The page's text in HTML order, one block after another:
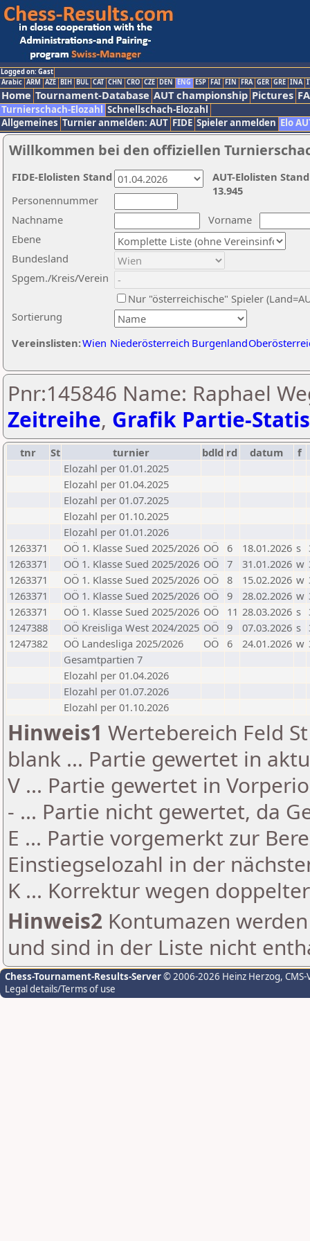
Logged on: Gast
Arabic ARM AZE BIH BUL CAT CHN CRO CZE DEN ENG ESP FAI FIN FRA GER GRE INA
Home Tournament-Database AUT championship Pictures
Turnierschach-Elozahl Schnellschach-Elozahl
Allgemeines Turnier anmelden: AUT FIDE Spieler anmelden Elo
Willkommen bei den offiziellen
Nachname
Vorname
Ebene
Sortierung
Personennummer
Bundesland
Spgem./Kreis/Verein
Nur "österreichische" Spieler
Vereinslisten:Wien Niederösterreich Burgenland
AUT-Elolisten
13.945
FIDE-Elolisten Stand
Pnr:145846 Name: Raphael
Zeitreihe, Grafik Partie-
tnr St turnier bdld rd datum
f
Elozahl per 01.01.2025
Elozahl per 01.04.2025
Elozahl per 01.07.2025
Elozahl per 01.10.2025
Elozahl per 01.01.2026
1263371
OÖ 1. Klasse Sued 2025/2026 OÖ 6 18.01.2026 s
1263371
OÖ 1. Klasse Sued 2025/2026 OÖ 7 31.01.2026 w
1263371
OÖ 1. Klasse Sued 2025/2026 OÖ 8 15.02.2026 w
1263371
OÖ 1. Klasse Sued 2025/2026 OÖ 9 28.02.2026 w
1263371
OÖ 1. Klasse Sued 2025/2026 OÖ 11 28.03.2026 s
1247388
OÖ Kreisliga West 2024/2025 OÖ 9 07.03.2026 s
1247382
OÖ Landesliga 2025/2026 OÖ 6 24.01.2026 w
Gesamtpartien 7
Elozahl per 01.04.2026
Elozahl per 01.07.2026
Elozahl per 01.10.2026
Hinweis1 Wertebereich Feld
blank ... Partie gewertet in
V ... Partie gewertet in
- ... Partie nicht gewertet, da
E ... Partie vorgemerkt zur
Einstiegselozahl in der
K ... Korrektur wegen
Hinweis2 Kontumazen
und sind in der Liste nicht
Chess-Tournament-Results-Server© 2006-2026 Heinz Herzog,
Legal details/Terms of use